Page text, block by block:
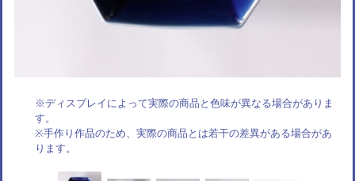
※ディスプレイによって実際の商品と色味が異なる場合がありま
す。
※手作り作品のため、実際の商品とは若干の差異がある場合があ
ります。